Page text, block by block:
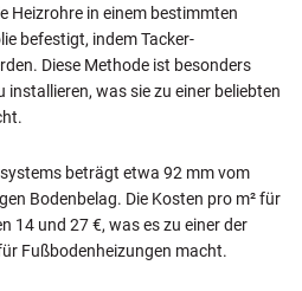
Heizrohre in einem bestimmten
befestigt, indem Tacker-
Diese Methode ist besonders
was sie zu einer beliebten
beträgt etwa 92 mm vom
Bodenbelag. Die Kosten pro m² für
14 und 27 €, was es zu einer der
Fußbodenheizungen macht.